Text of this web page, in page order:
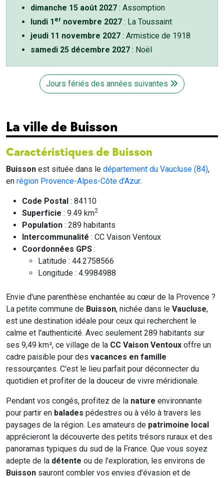
dimanche 15 août 2027 : Assomption
lundi 1 er novembre 2027 : La Toussaint
jeudi 11 novembre 2027 : Armistice de 1918
samedi 25 décembre 2027 : Noël
Jours fériés des années suivantes
La ville de Buisson
Caractéristiques de Buisson
Buisson est située dans le département du Vaucluse (84),
en région Provence-Alpes-Côte d’Azur.
Code Postal : 84110
Superficie : 9.49 km2
Population : 289 habitants
Intercommunalité : CC Vaison Ventoux
Coordonnées GPS :
Latitude : 44.2758566
Longitude : 4.9984988
Envie d'une parenthèse enchantée au cœur de la Provence ?
La petite commune de Buisson, nichée dans le Vaucluse,
est une destination idéale pour ceux qui recherchent le
calme et l'authenticité. Avec seulement 289 habitants sur
ses 9,49 km², ce village de la CC Vaison Ventoux offre un
cadre paisible pour des vacances en famille
ressourçantes. C'est le lieu parfait pour déconnecter du
quotidien et profiter de la douceur de vivre méridionale.
Pendant vos congés, profitez de la nature environnante
pour partir en balades pédestres ou à vélo à travers les
paysages de la région. Les amateurs de patrimoine local
apprécieront la découverte des petits trésors ruraux et des
panoramas typiques du sud de la France. Que vous soyez
adepte de la détente ou de l'exploration, les environs de
Buisson sauront combler vos envies d'évasion et de